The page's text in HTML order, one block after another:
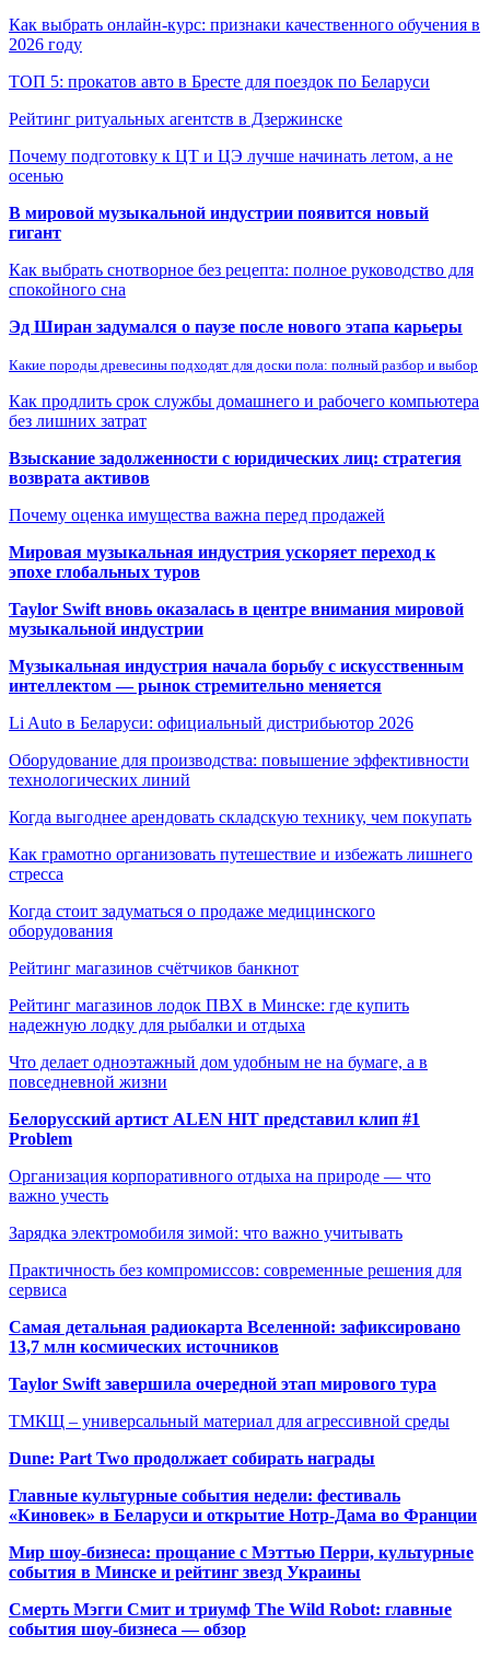
Как выбрать онлайн-курс: признаки качественного обучения в
2026 году
ТОП 5: прокатов авто в Бресте для поездок по Беларуси
Рейтинг ритуальных агентств в Дзержинске
Почему подготовку к ЦТ и ЦЭ лучше начинать летом, а не
осенью
В мировой музыкальной индустрии появится новый
гигант
Как выбрать снотворное без рецепта: полное руководство для
спокойного сна
Эд Ширан задумался о паузе после нового этапа карьеры
Какие породы древесины подходят для доски пола: полный разбор и выбор
Как продлить срок службы домашнего и рабочего компьютера
без лишних затрат
Взыскание задолженности с юридических лиц: стратегия
возврата активов
Почему оценка имущества важна перед продажей
Мировая музыкальная индустрия ускоряет переход к
эпохе глобальных туров
Taylor Swift вновь оказалась в центре внимания мировой
музыкальной индустрии
Музыкальная индустрия начала борьбу с искусственным
интеллектом — рынок стремительно меняется
Li Auto в Беларуси: официальный дистрибьютор 2026
Оборудование для производства: повышение эффективности
технологических линий
Когда выгоднее арендовать складскую технику, чем покупать
Как грамотно организовать путешествие и избежать лишнего
стресса
Когда стоит задуматься о продаже медицинского
оборудования
Рейтинг магазинов счётчиков банкнот
Рейтинг магазинов лодок ПВХ в Минске: где купить
надежную лодку для рыбалки и отдыха
Что делает одноэтажный дом удобным не на бумаге, а в
повседневной жизни
Белорусский артист ALEN HIT представил клип #1
Problem
Организация корпоративного отдыха на природе — что
важно учесть
Зарядка электромобиля зимой: что важно учитывать
Практичность без компромиссов: современные решения для
сервиса
Самая детальная радиокарта Вселенной: зафиксировано
13,7 млн космических источников
Taylor Swift завершила очередной этап мирового тура
ТМКЩ – универсальный материал для агрессивной среды
Dune: Part Two продолжает собирать награды
Главные культурные события недели: фестиваль
«Киновек» в Беларуси и открытие Нотр-Дама во Франции
Мир шоу-бизнеса: прощание с Мэттью Перри, культурные
события в Минске и рейтинг звезд Украины
Смерть Мэгги Смит и триумф The Wild Robot: главные
события шоу-бизнеса — обзор